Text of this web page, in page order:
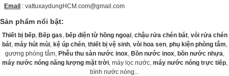
Email : vattuxaydungHCM.com@gmail.com
Sản phẩm nổi bật:
Thiết bị bếp, Bếp gas, bếp điện từ hồng ngoại, chậu rửa chén bát, vòi rửa chén
bát, máy hút mùi, kệ úp chén, thiết bị vệ sinh, vòi hoa sen, phụ kiện phòng tắm,
gương phòng tắm, Phễu thu sàn nước inox, Bồn nước inox, bồn nước nhựa,
máy nước nóng năng lượng mặt trời, máy lọc nước, máy nước nóng trực tiếp,
bình nước nóng...